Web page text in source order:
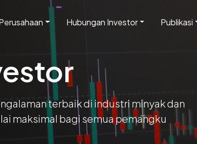
Hubungan Investor Publikasi
terbaik di industri minyak dan
maksimal bagi semua pemangku